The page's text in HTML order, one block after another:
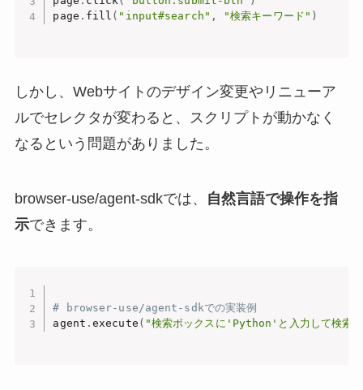
page . fill ( "input#search" , "検索キーワード" )
しかし、Webサイトのデザイン変更やリニューア
ルでセレクタが変わると、スクリプトが動かなく
なるという問題がありました。
browser-use/agent-sdkでは、
自然言語で操作を指
示できます。
# browser-use/agent-sdkでの実装例
agent .execute ( "検索ボックスに'Python'と入力して検索